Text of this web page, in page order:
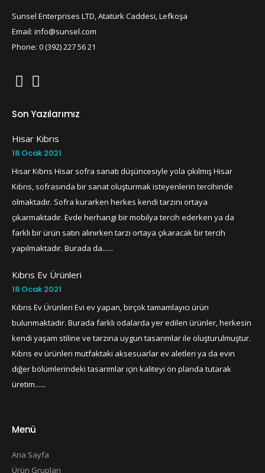
Sunsel Enterprises LTD, Atatürk Caddesi, Lefkoşa
Email: info@sunsel.com
Phone: 0 (392) 227 56 21
Son Yazılarımız
Hisar Kıbrıs
18 Ocak 2021
Hisar Kıbrıs Hisar sofra sanatı düşüncesiyle yola çıkılmış Hisar
Kıbrıs, sofrasında bir sanat oluşturmak isteyenlerin tercihinde
olmaktadır. Sofra kurarken herkes kendi tarzını ortaya
çıkarmaktadır. Evde herhangi bir mobilya tercih ederken ya da
farklı bir ürün satın alınırken tarzı ortaya çıkaracak bir tercih
yapılmaktadır. Burada da......
Kıbrıs Ev Ürünleri
18 Ocak 2021
Kıbrıs Ev Ürünleri Evi ev yapan, birçok tamamlayıcı ürün
bulunmaktadır. Burada farklı odalarda yer edilen ürünler, herkesin
kendi yaşam stiline ve tarzına uygun tasarımlar ile oluşturulmuştur.
Kıbrıs ev ürünleri mutfaktaki aksesuarlar ev aletleri ya da evin
diğer bölümlerindeki tasarımlar için kaliteyi ön planda tutarak
üretim......
Menü
Ana Sayfa
Ürün Grupları